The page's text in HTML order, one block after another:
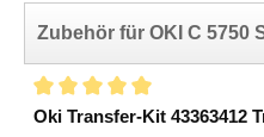
Zubehör für OKI C 5750
Oki Transfer-Kit 43363412